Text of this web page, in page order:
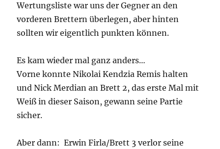
Wertungsliste war uns der Gegner an den
vorderen Brettern überlegen, aber hinten
sollten wir eigentlich punkten können.
Es kam wieder mal ganz anders…
Vorne konnte Nikolai Kendzia Remis halten
und Nick Merdian an Brett 2, das erste Mal mit
Weiß in dieser Saison, gewann seine Partie
sicher.
Aber dann: Erwin Firla/Brett 3 verlor seine